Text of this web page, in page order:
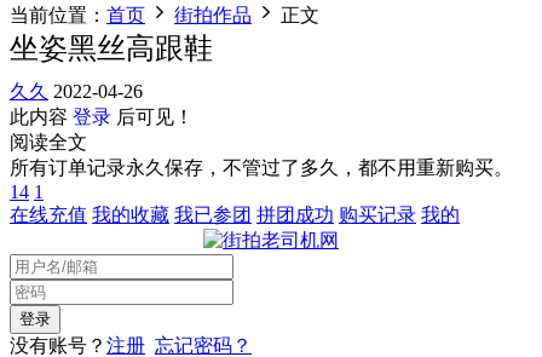
当前位置： 首页 街拍作品 正文
坐姿黑丝高跟鞋
久久 2022-04-26
此内容 登录 后可见！
阅读全文
所有订单记录永久保存，不管过了多久，都不用重新购买。
14 1
在线充值 我的收藏 我已参团 拼团成功 购买记录 我的
没有账号？ 注册 忘记密码？